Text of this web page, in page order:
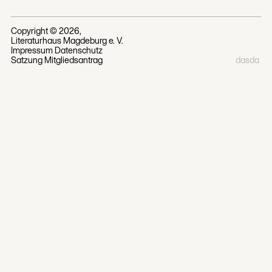
Copyright ©2026,
Literaturhaus Magdeburg e. V.
ImpressumDatenschutz
SatzungMitgliedsantrag dasda